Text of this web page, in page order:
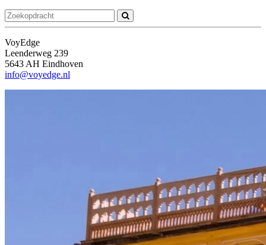
VoyEdge
Leenderweg 239
5643 AH Eindhoven
info@voyedge.nl